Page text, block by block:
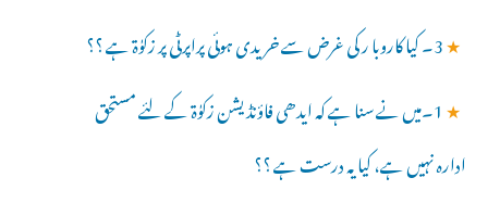
★3۔ کیا کاروبا ر کی غرض سے خریدی ہوئی پراپرٹی پر زکوٰۃ ہے ؟؟
★ 1۔میں نے سنا ہے کہ ایدھی فاؤنڈیشن زکوٰۃ کے لئے مستحق
ادارہ نہیں ہے، کیا یہ درست ہے ؟؟